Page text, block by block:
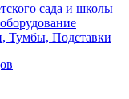
сада и школы
Тумбы, Подставки